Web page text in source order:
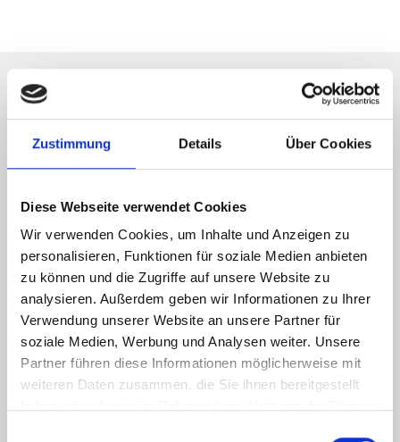
Zustimmung Details Über Cookies
Diese Webseite verwendet Cookies
Wir verwenden Cookies, um Inhalte und Anzeigen zu
personalisieren, Funktionen für soziale Medien anbieten
zu können und die Zugriffe auf unsere Website zu
analysieren. Außerdem geben wir Informationen zu Ihrer
Verwendung unserer Website an unsere Partner für
soziale Medien, Werbung und Analysen weiter. Unsere
Partner führen diese Informationen möglicherweise mit
weiteren Daten zusammen, die Sie ihnen bereitgestellt
Wir informieren Sie
automatisch über passende